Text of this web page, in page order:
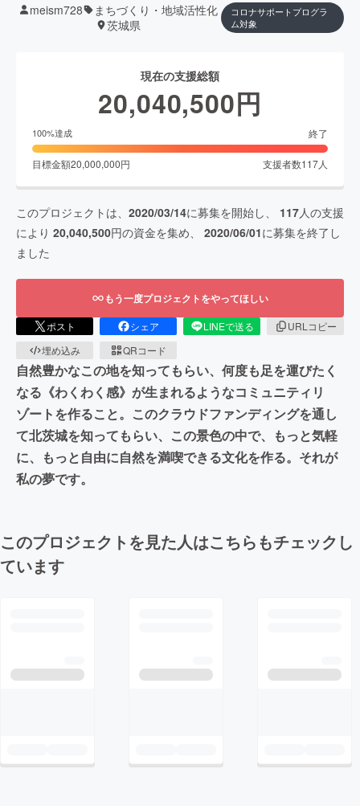
meism728
まちづくり・地域活性化
茨城県
コロナサポートプログラ
ム対象
現在の支援総額
20,040,500円
100%達成 終了
目標金額20,000,000円 支援者数117人
このプロジェクトは、 2020/03/14に募集を開始し、 117人の支援
により 20,040,500円の資金を集め、 2020/06/01に募集を終了し
ました
もう一度プロジェクトをやってほしい
ポスト シェア LINEで送る
URLコピー
埋め込み
QRコード
自然豊かなこの地を知ってもらい、何度も足を運びたく
なる《わくわく感》が生まれるようなコミュニティリ
ゾートを作ること。このクラウドファンディングを通し
て北茨城を知ってもらい、この景色の中で、もっと気軽
に、もっと自由に自然を満喫できる文化を作る。それが
私の夢です。
このプロジェクトを見た人はこちらもチェックし
ています